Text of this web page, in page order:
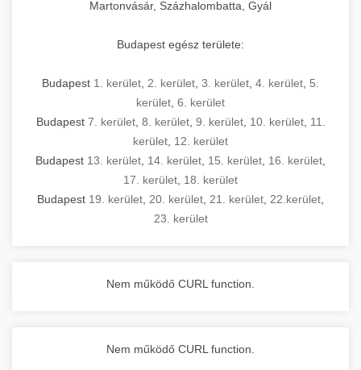
Martonvásár, Százhalombatta, Gyál
Budapest egész területe:
Budapest 1. kerület 2. kerület 3. kerület 4. kerület 5.
kerület 6. kerület
Budapest 7. kerület, 8. kerület, 9. kerület, 10. kerület, 11.
kerület 12. kerület
Budapest 13. kerület 14. kerület 15. kerület 16. kerület
17. kerület 18. kerület
Budapest 19. kerület 20. kerület 21. kerület 22.kerület
23. kerület
Nem működő CURL function.
Nem működő CURL function.